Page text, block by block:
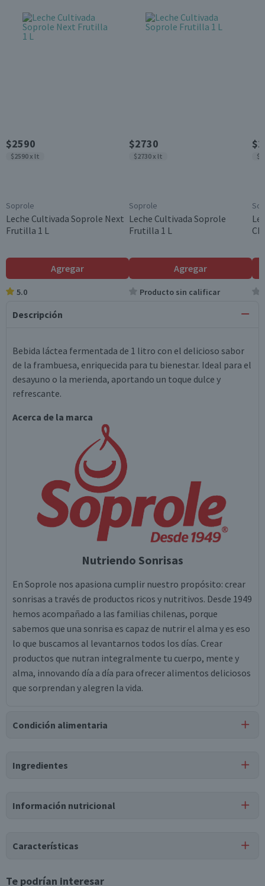
$2590
$2590 x lt
Soprole
Leche Cultivada Soprole Next
Frutilla 1 L
Agregar
5.0
$2730
$2730 x lt
Soprole
Leche Cultivada Soprole
Frutilla 1 L
Agregar
Producto sin calificar
Descripción
Bebida láctea fermentada de 1 litro con el delicioso sabor
de la frambuesa, enriquecida para tu bienestar. Ideal para el
desayuno o la merienda, aportando un toque dulce y
refrescante.
Acerca de la marca
Nutriendo Sonrisas
En Soprole nos apasiona cumplir nuestro propósito: crear
sonrisas a través de productos ricos y nutritivos. Desde 1949
hemos acompañado a las familias chilenas, porque
sabemos que una sonrisa es capaz de nutrir el alma y es eso
lo que buscamos al levantarnos todos los días. Crear
productos que nutran integralmente tu cuerpo, mente y
alma, innovando día a día para ofrecer alimentos deliciosos
que sorprendan y alegren la vida.
Condición alimentaria
Ingredientes
sorbato de potasio, cepas lácteas especiales, lactasa,
Información nutricional
Tabla nutricional
medios
Características
Tipo de Producto
Te podrían interesar